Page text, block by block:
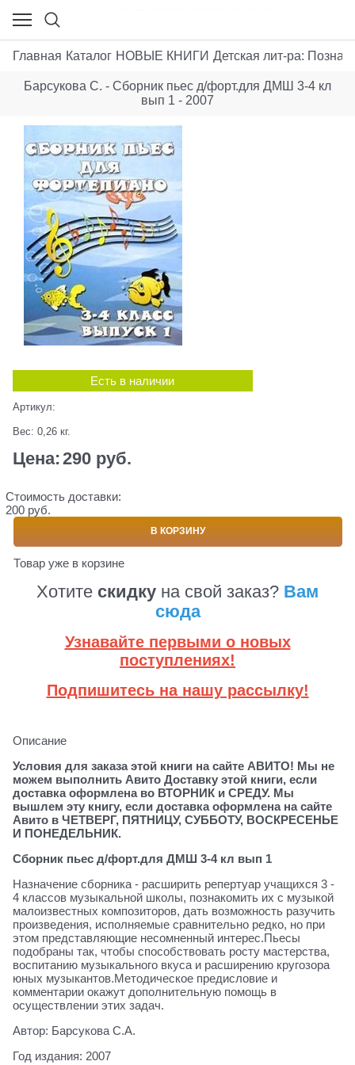
Главная Каталог НОВЫЕ КНИГИ Детская лит-ра:
Барсукова С. - Сборник пьес д/форт.для ДМШ 3-4 кл
вып 1 - 2007
Есть в наличии
Артикул:
Вес: 0,26 кг.
Цена:290 руб.
Стоимость доставки:
200 руб.
В КОРЗИНУ
Товар уже в корзине
Хотите скидку на свой заказ? Вам
сюда
Узнавайте первыми о новых
поступлениях!
Подпишитесь на нашу рассылку!
Описание
Условия для заказа этой книги на сайте АВИТО! Мы не
можем выполнить Авито Доставку этой книги, если
доставка оформлена во ВТОРНИК и СРЕДУ. Мы
вышлем эту книгу, если доставка оформлена на сайте
Авито в ЧЕТВЕРГ, ПЯТНИЦУ, СУББОТУ, ВОСКРЕСЕНЬЕ
И ПОНЕДЕЛЬНИК.
Сборник пьес д/форт.для ДМШ 3-4 кл вып 1
Назначение сборника - расширить репертуар учащихся 3 -
4 классов музыкальной школы, познакомить их с музыкой
малоизвестных композиторов, дать возможность разучить
произведения, исполняемые сравнительно редко, но при
этом представляющие несомненный интерес.Пьесы
подобраны так, чтобы способствовать росту мастерства,
воспитанию музыкального вкуса и расширению кругозора
юных музыкантов.Методическое предисловие и
комментарии окажут дополнительную помощь в
осуществлении этих задач.
Автор: Барсукова С.А.
Год издания: 2007